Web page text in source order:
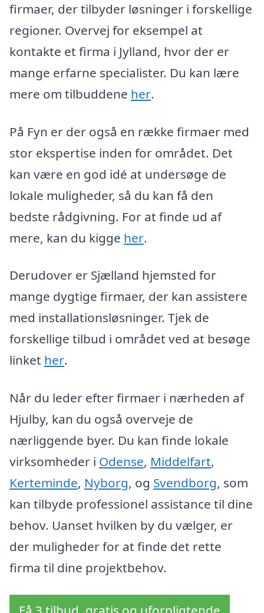
firmaer, der tilbyder løsninger i forskellige
regioner. Overvej for eksempel at
kontakte et firma i Jylland, hvor der er
mange erfarne specialister. Du kan lære
mere om tilbuddene her.
På Fyn er der også en række firmaer med
stor ekspertise inden for området. Det
kan være en god idé at undersøge de
lokale muligheder, så du kan få den
bedste rådgivning. For at finde ud af
mere, kan du kigge her.
Derudover er Sjælland hjemsted for
mange dygtige firmaer, der kan assistere
med installationsløsninger. Tjek de
forskellige tilbud i området ved at besøge
linket her.
Når du leder efter firmaer i nærheden af
Hjulby, kan du også overveje de
nærliggende byer. Du kan finde lokale
virksomheder i Odense, Middelfart,
Kerteminde, Nyborg, og Svendborg, som
kan tilbyde professionel assistance til dine
behov. Uanset hvilken by du vælger, er
der muligheder for at finde det rette
firma til dine projektbehov.